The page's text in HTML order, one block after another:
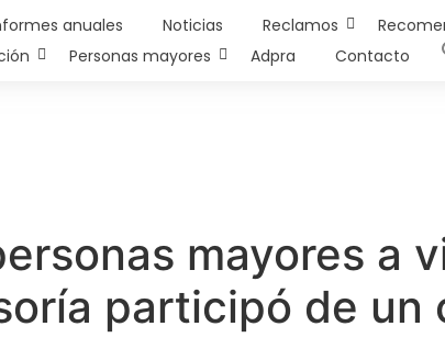
anuales Noticias Reclamos
Personas mayores Adpra Contacto
mayores a
participó de un